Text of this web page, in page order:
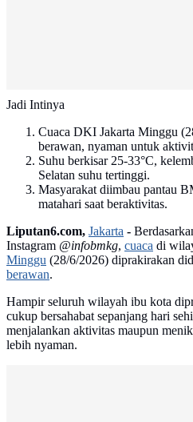
Jadi Intinya
Cuaca DKI Jakarta Minggu
berawan, nyaman untuk
Suhu berkisar 25-33°C,
Selatan suhu tertinggi.
Masyarakat diimbau pantau
matahari saat beraktivitas.
Liputan6.com, Jakarta -
Instagram @infobmkg, cuaca di
Minggu (28/6/2026) diprakirakan
berawan.
Hampir seluruh wilayah ibu kota
cukup bersahabat sepanjang hari
menjalankan aktivitas maupun
lebih nyaman.